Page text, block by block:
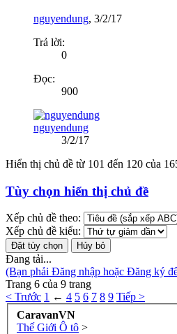
nguyendung, 3/2/17
Trả lời:
0
Đọc:
900
nguyendung
3/2/17
Hiển thị chủ đề từ 101 đến 120 của
Tùy chọn hiển thị chủ đề
Xếp chủ đề theo:
Xếp chủ đề kiểu:
Đang tải...
(Bạn phải Đăng nhập hoặc Đăng ký
Trang 6 của 9 trang
< Trước 1 ← 4 5 6 7 8 9 Tiếp >
CaravanVN
Thế Giới Ô tô >